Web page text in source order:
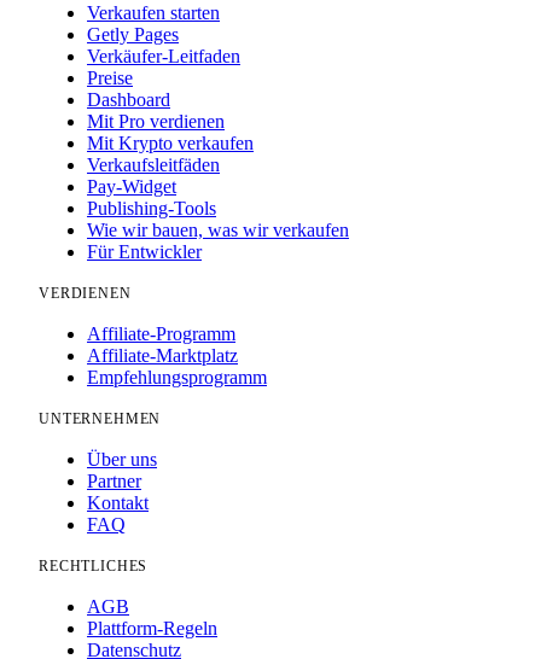
Verkaufen starten
Getly Pages
Verkäufer-Leitfaden
Preise
Dashboard
Mit Pro verdienen
Mit Krypto verkaufen
Verkaufsleitfäden
Pay-Widget
Publishing-Tools
Wie wir bauen, was wir verkaufen
Für Entwickler
VERDIENEN
Affiliate-Programm
Affiliate-Marktplatz
Empfehlungsprogramm
UNTERNEHMEN
Über uns
Partner
Kontakt
FAQ
RECHTLICHES
AGB
Plattform-Regeln
Datenschutz